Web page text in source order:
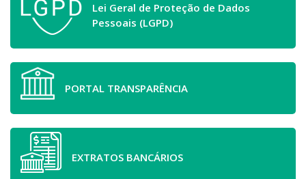
Lei Geral de Proteção de Dados
Pessoais (LGPD)
PORTAL TRANSPARÊNCIA
EXTRATOS BANCÁRIOS